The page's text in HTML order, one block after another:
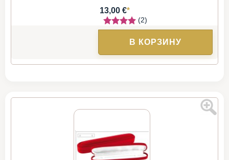
13,00 €*
(2)
В КОРЗИНУ